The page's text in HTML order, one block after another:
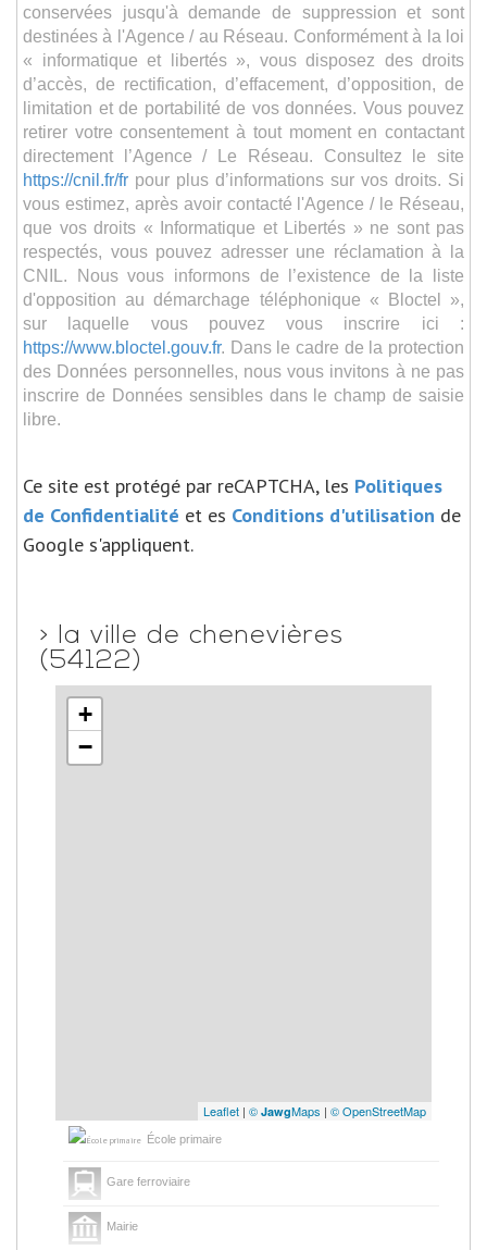
conservées jusqu'à demande de suppression et sont
destinées à l'Agence / au Réseau. Conformément à la loi
« informatique et libertés », vous disposez des droits
d’accès, de rectification, d’effacement, d’opposition, de
limitation et de portabilité de vos données. Vous pouvez
retirer votre consentement à tout moment en contactant
directement l’Agence / Le Réseau. Consultez le site
https://cnil.fr/fr pour plus d’informations sur vos droits. Si
vous estimez, après avoir contacté l'Agence / le Réseau,
que vos droits « Informatique et Libertés » ne sont pas
respectés, vous pouvez adresser une réclamation à la
CNIL. Nous vous informons de l’existence de la liste
d'opposition au démarchage téléphonique « Bloctel »,
sur laquelle vous pouvez vous inscrire ici :
https://www.bloctel.gouv.fr. Dans le cadre de la protection
des Données personnelles, nous vous invitons à ne pas
inscrire de Données sensibles dans le champ de saisie
libre.
Ce site est protégé par reCAPTCHA, les Politiques
de Confidentialité et es Conditions d'utilisation de
Google s'appliquent.
> la ville de chenevières
(54122)
+
−
Leaflet | © JawgMaps | © OpenStreetMap
École primaire
Gare ferroviaire
Mairie